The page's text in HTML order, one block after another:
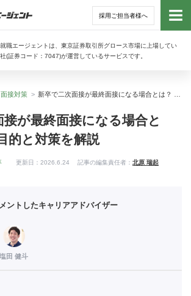
採用ご担当者様へ
職エージェントは、東京証券取引所グロース市場に上場してい
(証券コード：7047)が運営しているサービスです。
トッ
面接対策
接が最終面接になる場合と
的と対策を解説
更新日： 2026.6.24 記事の編集責任者： 北原 瑞起
ントしたキャリアアドバイザー
塩田 健斗